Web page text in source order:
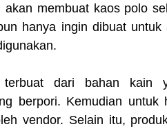
membuat kaos polo
hanya ingin dibuat
dari bahan kain
berpori. Kemudian
vendor. Selain itu,